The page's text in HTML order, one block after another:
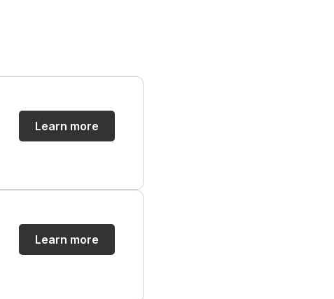
Learn more
Learn more